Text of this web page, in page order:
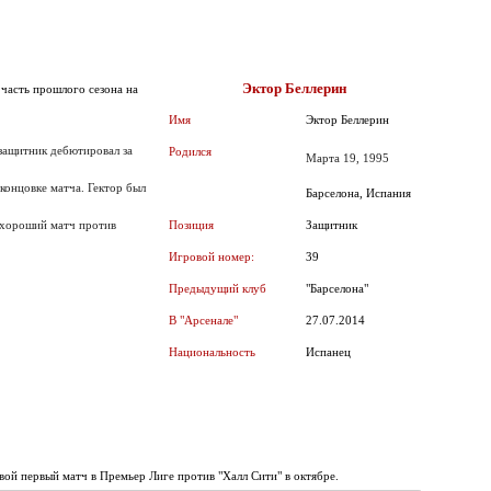
прошлого сезона на Эктор Беллерин
Имя Эктор Беллерин
Родился
Марта 19, 1995
Барселона, Испания
Позиция Защитник
Игровой номер: 39
Предыдущий клуб "Барселона"
В "Арсенале" 27.07.2014
Национальность Испанец
дебютировал за
матча. Гектор был
матч против
первый матч в Премьер Лиге против "Халл Сити" в октябре.